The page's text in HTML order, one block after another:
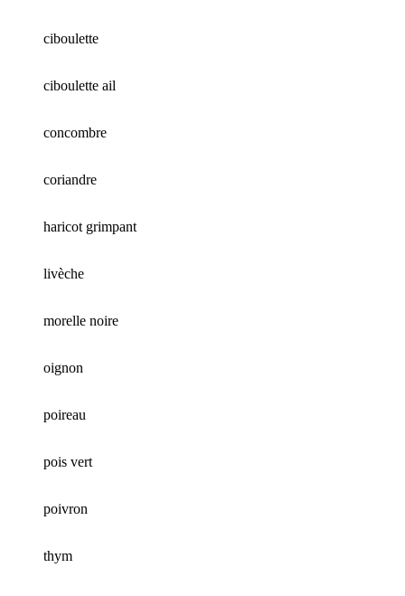
ciboulette
ciboulette ail
concombre
coriandre
haricot grimpant
livèche
morelle noire
oignon
poireau
pois vert
poivron
thym